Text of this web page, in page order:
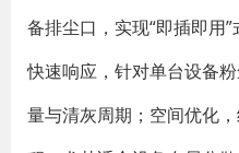
备排尘口，实现“即插即用
快速响应，针对单台设备
量与清灰周期；空间优化